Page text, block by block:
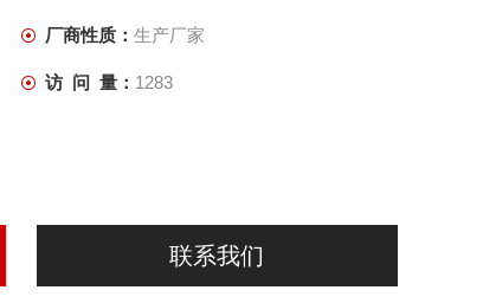
厂商性质： 生产厂家
访 问 量： 1283
联系我们